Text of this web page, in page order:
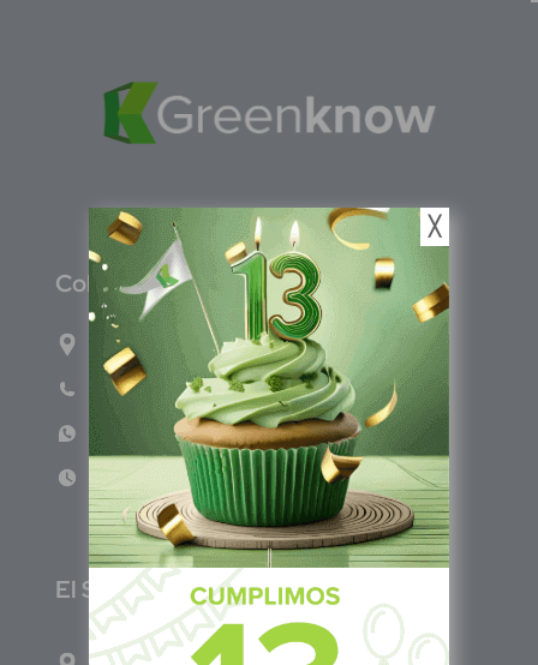
Colombia
Carrera 47A #95-56 oficina 305.
Teléfono: (601) 757 0706
WhatsApp: +57 317 465 1554
Lun - Vie 8:00am - 5:00pm
El Salvador
1ro Cll Pte, y 61 Av Nte, #3206, Local 9, San
╳